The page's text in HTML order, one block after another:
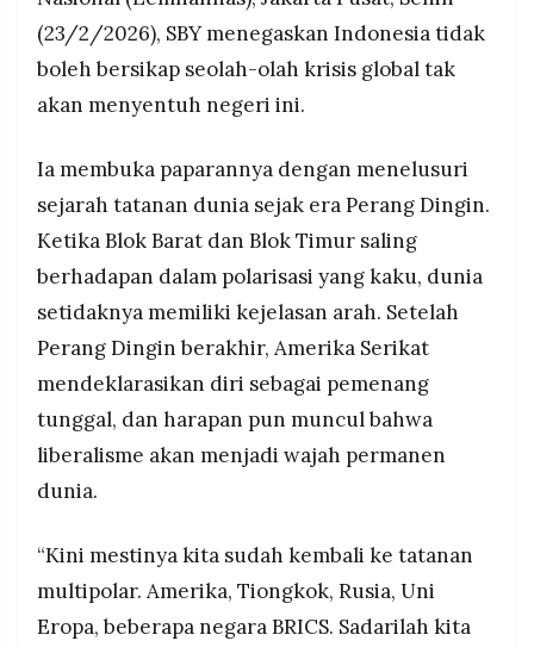
PRAMUDITA
2026
RESOLUSI
MEDIA
PRAMUDITA
tengah memaksakan kembalinya tatanan unipolar
di tengah dunia yang seharusnya bergerak ke
arah multipolar, dan kondisi itu menjadi sumber
ketidakstabilan yang bisa meledak kapan saja.
SBY mendorong Indonesia memperkuat
bersamaan, serta mengingatkan pentingnya
membangun kekuatan pertahanan udara untuk
mengenal batas wilayah konvensional.
(23/2/2026), SBY menegaskan Indonesia tidak
boleh bersikap seolah-olah krisis global tak
akan menyentuh negeri ini.
Ia membuka paparannya dengan menelusuri
sejarah tatanan dunia sejak era Perang Dingin.
Ketika Blok Barat dan Blok Timur saling
berhadapan dalam polarisasi yang kaku, dunia
setidaknya memiliki kejelasan arah. Setelah
Perang Dingin berakhir, Amerika Serikat
mendeklarasikan diri sebagai pemenang
tunggal, dan harapan pun muncul bahwa
liberalisme akan menjadi wajah permanen
dunia.
“Kini mestinya kita sudah kembali ke tatanan
multipolar. Amerika, Tiongkok, Rusia, Uni
Eropa, beberapa negara BRICS. Sadarilah kita